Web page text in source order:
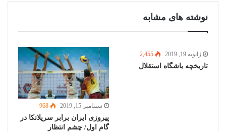
نوشته های مشابه
ژانویه 19, 2019 2,455
تاریخچه باشگاه استقلال
سپتامبر 15, 2019 968
پیروزی ایران برابر سریلانکا در
گام اول/ چشم انتظار